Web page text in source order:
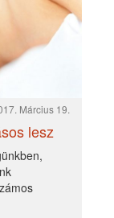
November 08.
ez
van. Erre
December 19.
hogy